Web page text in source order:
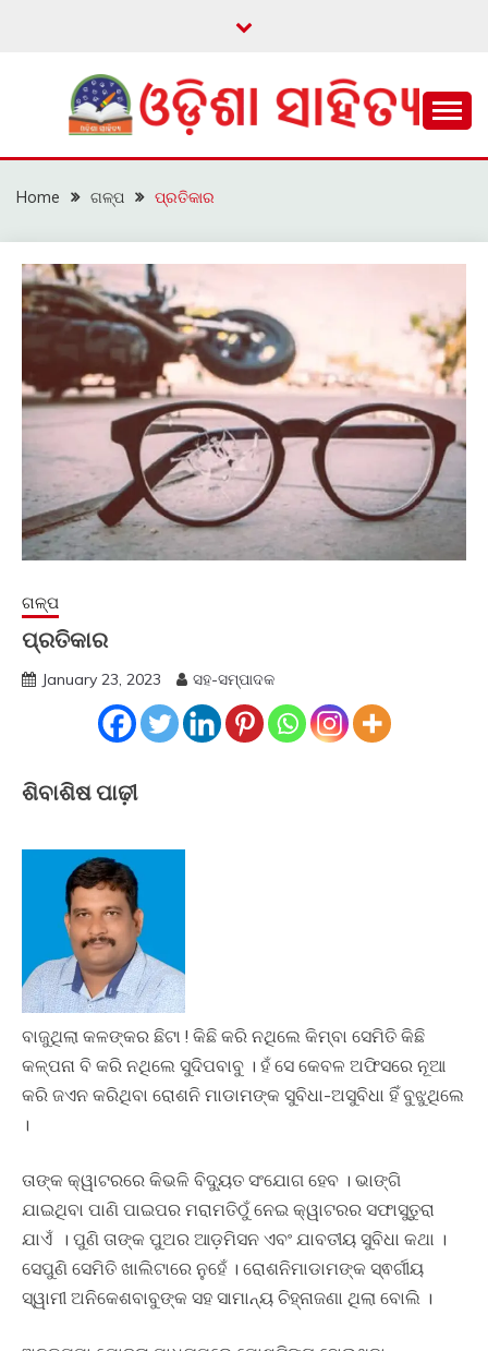
ଓଡ଼ିଶା ସାହିତ୍ୟ
Home ଗଳ୍ପ ପ୍ରତିକାର
ଗଳ୍ପ
ପ୍ରତିକାର
January 23, 2023 ସହ-ସମ୍ପାଦକ
ଶିବାଶିଷ ପାଢ଼ୀ
ବାଜୁଥିଲା କଳଙ୍କର ଛିଟା ! କିଛି କରି ନଥିଲେ କିମ୍ବା ସେମିତି କିଛି
କଳ୍ପନା ବି କରି ନଥିଲେ ସୁଦିପବାବୁ । ହଁ ସେ କେବଳ ଅଫିସରେ ନୂଆ
କରି ଜଏନ କରିଥିବା ରୋଶନି ମାଡାମଙ୍କ ସୁବିଧା-ଅସୁବିଧା ହିଁ ବୁଝୁଥିଲେ
।
ତାଙ୍କ କ୍ୱାଟରରେ କିଭଳି ବିଦ୍ୟୁତ ସଂଯୋଗ ହେବ । ଭାଙ୍ଗି
ଯାଇଥିବା ପାଣି ପାଇପର ମରାମତିଠୁଁ ନେଇ କ୍ୱାଟରର ସଫାସୁତୁରା
ଯାଏଁ । ପୁଣି ତାଙ୍କ ପୁଅର ଆଡ଼ମିସନ ଏବଂ ଯାବତୀୟ ସୁବିଧା କଥା ।
ସେପୁଣି ସେମିତି ଖାଲିଟାରେ ନୁହେଁ । ରୋଶନିମାଡାମଙ୍କ ସ୍ଵର୍ଗୀୟ
ସ୍ୱାମୀ ଅନିକେଶବାବୁଙ୍କ ସହ ସାମାନ୍ୟ ଚିହ୍ନାଜଣା ଥିଲା ବୋଲି ।